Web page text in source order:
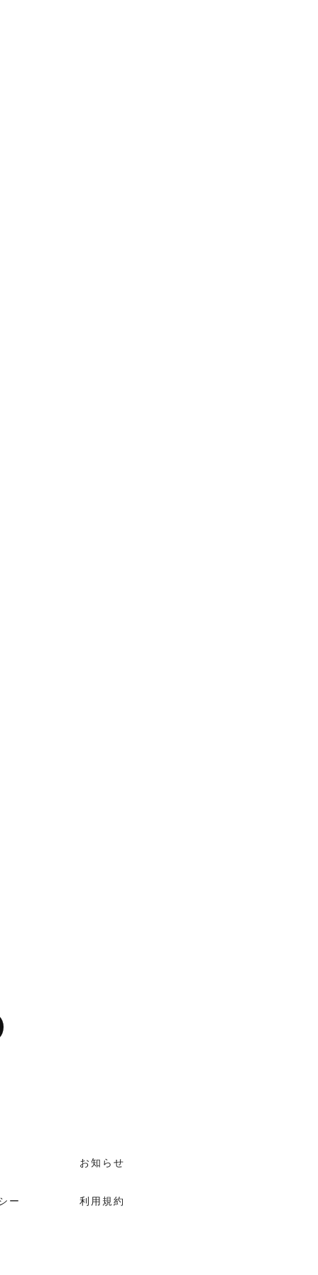
お知らせ
ー 利用規約